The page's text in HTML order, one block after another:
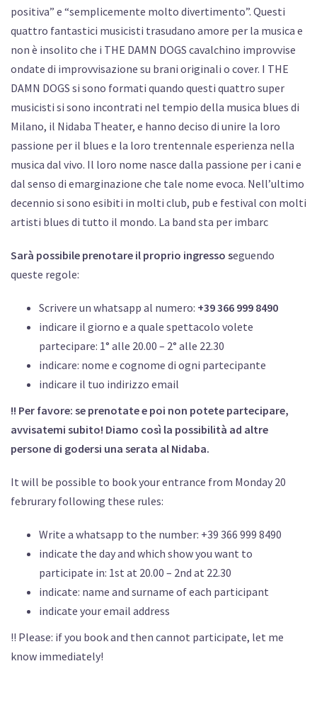
positiva” e “semplicemente molto divertimento”. Questi
quattro fantastici musicisti trasudano amore per la musica e
non è insolito che i THE DAMN DOGS cavalchino improvvise
ondate di improvvisazione su brani originali o cover. I THE
DAMN DOGS si sono formati quando questi quattro super
musicisti si sono incontrati nel tempio della musica blues di
Milano, il Nidaba Theater, e hanno deciso di unire la loro
passione per il blues e la loro trentennale esperienza nella
musica dal vivo. Il loro nome nasce dalla passione per i cani e
dal senso di emarginazione che tale nome evoca. Nell’ultimo
decennio si sono esibiti in molti club, pub e festival con molti
artisti blues di tutto il mondo. La band sta per imbarc
Sarà possibile prenotare il proprio ingresso seguendo
queste regole:
Scrivere un whatsapp al numero: +39 366 999 8490
indicare il giorno e a quale spettacolo volete
partecipare: 1° alle 20.00 – 2° alle 22.30
indicare: nome e cognome di ogni partecipante
indicare il tuo indirizzo email
!! Per favore: se prenotate e poi non potete partecipare,
avvisatemi subito! Diamo così la possibilità ad altre
persone di godersi una serata al Nidaba.
It will be possible to book your entrance from Monday 20
februrary following these rules:
Write a whatsapp to the number: +39 366 999 8490
indicate the day and which show you want to
participate in: 1st at 20.00 – 2nd at 22.30
indicate: name and surname of each participant
indicate your email address
!! Please: if you book and then cannot participate, let me
know immediately!